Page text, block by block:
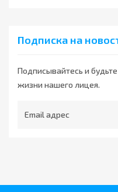
Подписка на
Подписывайтесь и
жизни нашего лицея.